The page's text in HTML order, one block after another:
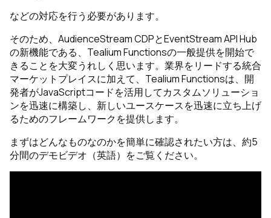
などの対応を行う必要があります。
そのため、AudienceStream CDPとEventStream API Hub
の新機能である、Tealium Functionsの一般提供を開始で
きることを大変うれしく思います。業界をリードする統合
マーケットプレイスに加えて、Tealium Functionsは、開
発者がJavaScriptコードを活用してカスタムソリューショ
ンを迅速に構築し、新しいユースケースを迅速に立ち上げ
るためのフレームワークを提供します。
まずはどんなものなのかを簡単に確認されたい方は、約5
分間のデモビデオ（英語）をご覧ください。